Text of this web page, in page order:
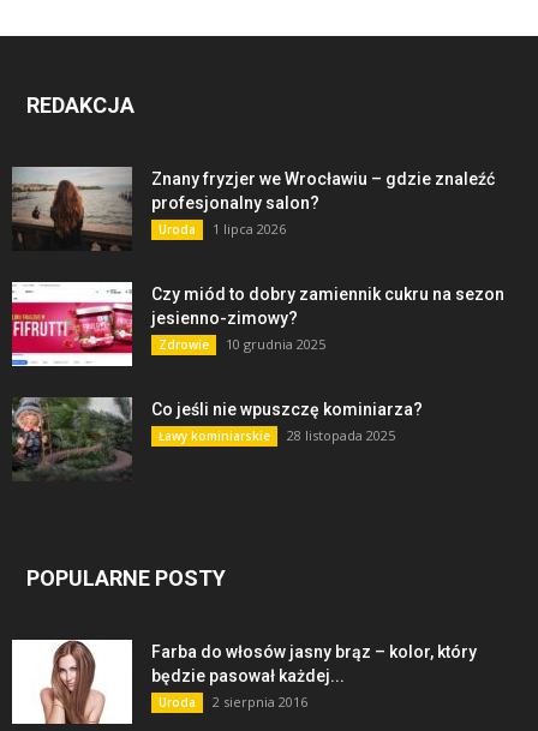
REDAKCJA
Znany fryzjer we Wrocławiu – gdzie znaleźć
profesjonalny salon?
Uroda 1 lipca 2026
Czy miód to dobry zamiennik cukru na sezon
jesienno-zimowy?
Zdrowie 10 grudnia 2025
Co jeśli nie wpuszczę kominiarza?
Ławy kominiarskie 28 listopada 2025
POPULARNE POSTY
Farba do włosów jasny brąz – kolor, który
będzie pasował każdej...
Uroda 2 sierpnia 2016